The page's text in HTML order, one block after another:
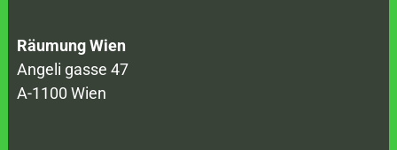
Räumung Wien
Angeli gasse 47
A-1100 Wien